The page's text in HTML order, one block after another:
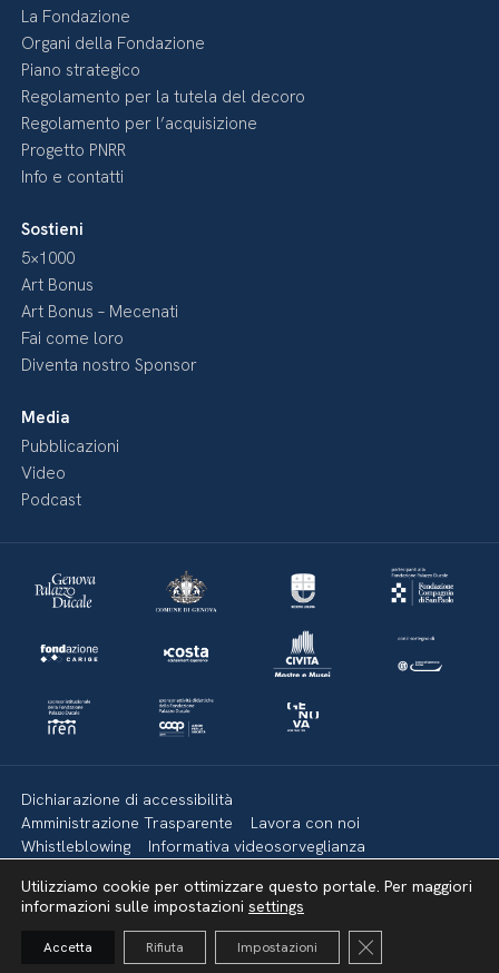
La Fondazione
Organi della Fondazione
Piano strategico
Regolamento per la tutela del decoro
Regolamento per l’acquisizione
Progetto PNRR
Info e contatti
Sostieni
5×1000
Art Bonus
Art Bonus – Mecenati
Fai come loro
Diventa nostro Sponsor
Media
Pubblicazioni
Video
Podcast
Dichiarazione di accessibilità
Amministrazione Trasparente
Lavora con noi
Whistleblowing
Informativa videosorveglianza
Mappa del sito
Torna su
Utilizziamo cookie per ottimizzare questo portale. Per maggiori
informazioni sulle impostazioni settings
Accetta Rifiuta Impostazioni Close GDPR